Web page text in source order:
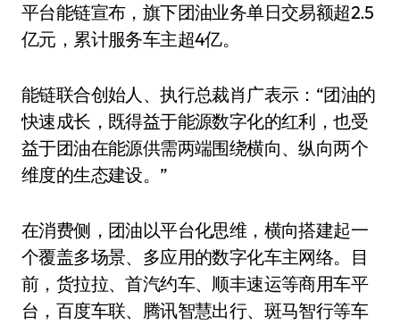
平台能链宣布，旗下团油业务单日交易额超2.5
亿元，累计服务车主超4亿。
能链联合创始人、执行总裁肖广表示：“团油的
快速成长，既得益于能源数字化的红利，也受
益于团油在能源供需两端围绕横向、纵向两个
维度的生态建设。”
在消费侧，团油以平台化思维，横向搭建起一
个覆盖多场景、多应用的数字化车主网络。目
前，货拉拉、首汽约车、顺丰速运等商用车平
台，百度车联、腾讯智慧出行、斑马智行等车